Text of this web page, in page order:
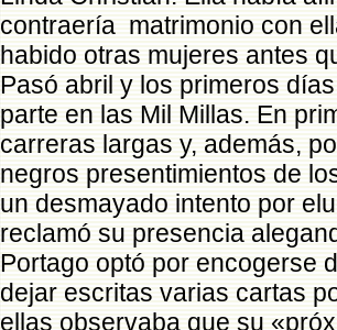
contraería matrimonio con
habido otras mujeres antes
Pasó abril y los primeros
parte en las Mil Millas. En
carreras largas y, además,
negros presentimientos de
un desmayado intento por
reclamó su presencia
Portago optó por encogerse
dejar escritas varias cartas
ellas observaba que su